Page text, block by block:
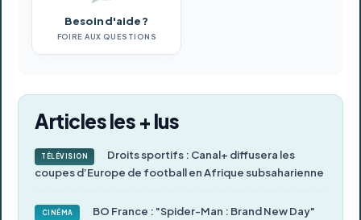
Besoin d'aide ?
FOIRE AUX QUESTIONS
Articles les + lus
TÉLÉVISION
Droits sportifs : Canal+ diffusera les
coupes d’Europe de football en Afrique subsaharienne
CINÉMA
BO France : "Spider-Man : Brand New Day"